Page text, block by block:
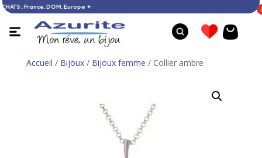
D’ACHATS : France, DOM, Europe ✦
Accueil / Bijoux/ Bijoux femme / Collier ambre